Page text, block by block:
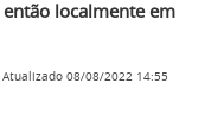
localmente em
Atualizado 08/08/2022 14:55